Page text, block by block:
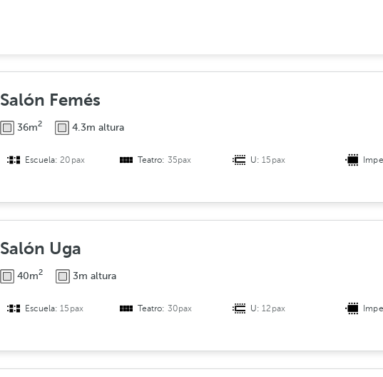
s
Salón Femés
36m2 4.3m altura
Escuela:20pax Teatro: 35pax U:15pax
Salón Uga
40m2 3m altura
Escuela:15pax Teatro: 30pax U:12pax